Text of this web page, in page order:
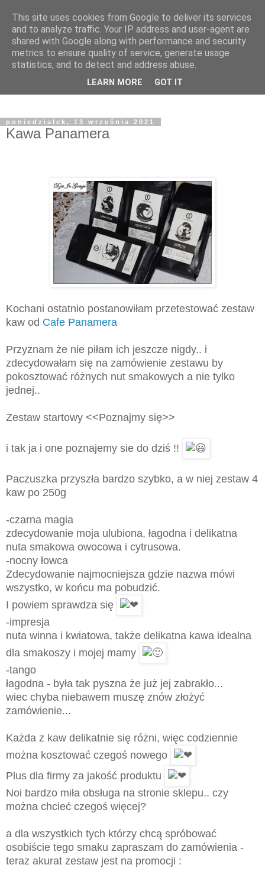
poniedziałek, 13 września 2021
Kawa Panamera
Kochani ostatnio postanowiłam przetestować zestaw
kaw od Cafe Panamera
Przyznam że nie piłam ich jeszcze nigdy.. i
zdecydowałam się na zamówienie zestawu by
pokosztować różnych nut smakowych a nie tylko
jednej..
Zestaw startowy <<Poznajmy się>>
i tak ja i one poznajemy sie do dziś !!
Paczuszka przyszła bardzo szybko, a w niej zestaw 4
kaw po 250g
-czarna magia
zdecydowanie moja ulubiona, łagodna i delikatna
nuta smakowa owocowa i cytrusowa.
-nocny łowca
Zdecydowanie najmocniejsza gdzie nazwa mówi
wszystko, w końcu ma pobudzić.
I powiem sprawdza się
-impresja
nuta winna i kwiatowa, także delikatna kawa idealna
dla smakoszy i mojej mamy
-tango
łagodna - była tak pyszna że już jej zabrakło...
wiec chyba niebawem muszę znów złożyć
zamówienie...
Każda z kaw delikatnie się różni, więc codziennie
można kosztować czegoś nowego
Plus dla firmy za jakość produktu
Noi bardzo miła obsługa na stronie sklepu.. czy
można chcieć czegoś więcej?
a dla wszystkich tych którzy chcą spróbować
osobiście tego smaku zapraszam do zamówienia -
teraz akurat zestaw jest na promocji :
This site uses cookies from Google to deliver its services
and to analyze traffic. Your IP address and user-agent are
shared with Google along with performance and security
metrics to ensure quality of service, generate usage
statistics, and to detect and address abuse.
LEARN MORE GOT IT